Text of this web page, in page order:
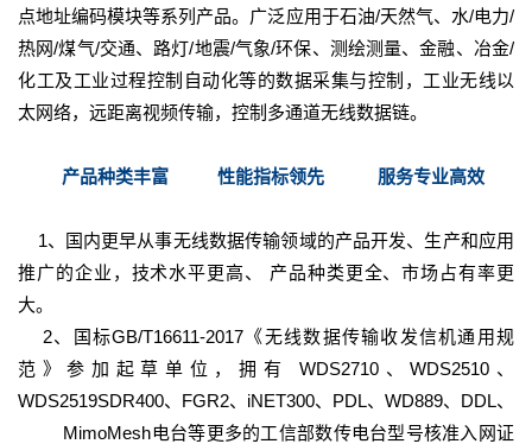
点地址编码模块等系列产品。广泛应用于石油/天然气、水/电力/
热网/煤气/交通、路灯/地震/气象/环保、测绘测量、金融、冶金/
化工及工业过程控制自动化等的数据采集与控制，工业无线以
太网络，远距离视频传输，控制多通道无线数据链。
产品种类丰富 性能指标领先 服务专业高效
1、国内更早从事无线数据传输领域的产品开发、生产和应用
推广的企业，技术水平更高、 产品种类更全、市场占有率更
大。
2、国标GB/T16611-2017《无线数据传输收发信机通用规
范》参加起草单位，拥有 WDS2710、WDS2510、
WDS2519SDR400、FGR2、iNET300、PDL、WD889、DDL、
MimoMesh电台等更多的工信部数传电台型号核准入网证